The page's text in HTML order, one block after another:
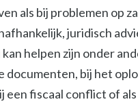
als bij problemen op
juridisch
helpen zijn onder
bij het
een fiscaal conflict of